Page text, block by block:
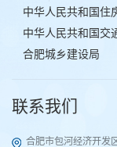
中华人民共和国住
中华人民共和国交
合肥城乡建设局
联系我们
合肥市包河经济开发